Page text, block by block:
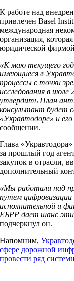
К работе над
привлечен Basel
международная
организация,
юридической
«К маю текущего
имеющиеся в
процессы с точки
исследования в июле
утвердить План
консультант будет
«Укравтодоре» и его
сообщении.
Глава «Укравтодора»
за прошлый год
закупок в отрасли,
дополнительный
«Мы работали над
путем цифровизации
исполнительной и
ЕБРР дает шанс
подчеркнул он.
Напомним,
сфере дорожной
провести ряд